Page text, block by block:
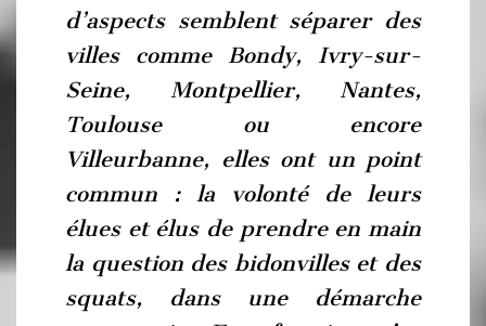
d’aspects semblent séparer des
villes comme Bondy, Ivry-sur-
Seine, Montpellier, Nantes,
Toulouse ou encore
Villeurbanne, elles ont un point
commun : la volonté de leurs
élues et élus de prendre en main
la question des bidonvilles et des
squats, dans une démarche